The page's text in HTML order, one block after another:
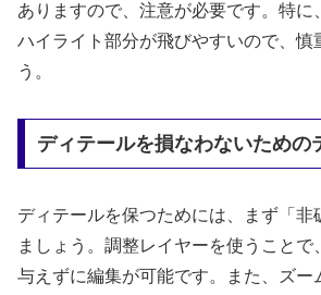
ありますので、注意が必要です。特に
ハイライト部分が飛びやすいので、慎
う。
ディテールを損なわないための
ディテールを保つためには、まず「非
ましょう。調整レイヤーを使うことで
与えずに編集が可能です。また、ズー